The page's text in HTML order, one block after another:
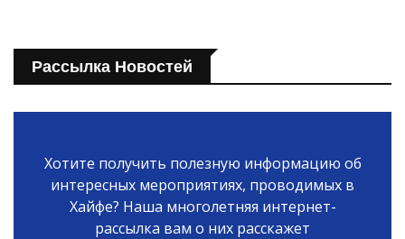
Рассылка Новостей
Хотите получить полезную информацию об
интересных мероприятиях, проводимых в
Хайфе? Наша многолетняя интернет-
рассылка вам о них расскажет